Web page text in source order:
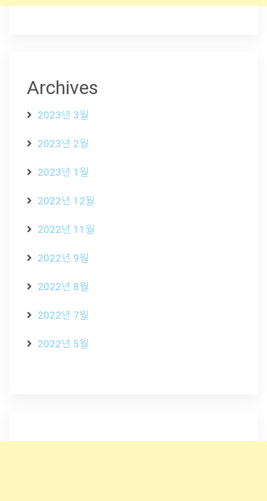
Archives
2023년 3월
2023년 2월
2023년 1월
2022년 12월
2022년 11월
2022년 9월
2022년 8월
2022년 7월
2022년 5월